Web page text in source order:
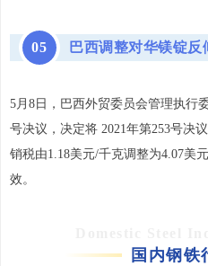
05 巴西调整对华镁锭反
5月8日，巴西外贸委员会管理执行
号决议，决定将 2021年第253号决
销税由1.18美元/千克调整为4.07美
效。
国内钢铁